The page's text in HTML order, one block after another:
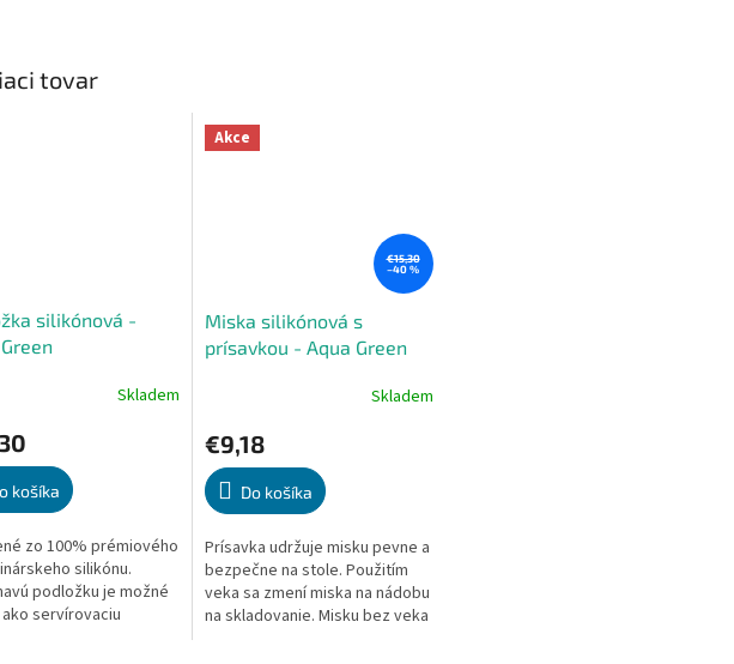
tovar
silikónová -
Skladem
košíka
zo 100% prémiového
silikónu.
podložku je možné
servírovaciu
Akce
€15,30
–40 %
Miska silikónová s
prísavkou - Aqua Green
produktu
je
4,0
z
5
hviezdičiek.
Skladem
€9,18
Do košíka
Prísavka udržuje misku pevne a
bezpečne na stole. Použitím
veka sa zmení miska na nádobu
na skladovanie. Misku bez veka